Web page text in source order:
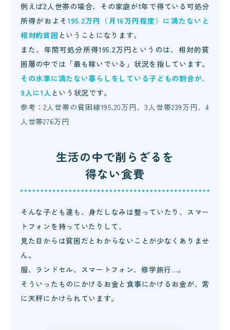
例えば2人世帯の場合、その家庭が1年で得ている可処分
所得がおよそ195.2万円（月16万円程度）に満たないと
相対的貧困 ということになります。
また、年間可処分所得195.2万円というのは、相対的貧
困層の中では「最も稼いでいる」状況を指しています。
その水準に満たない暮らしをしている子どもの割合が、
9人に1人 という状況です。
参考：2人世帯の貧困線195.20万円、3人世帯239万円、4
人世帯276万円
生活の中で削らざるを
得ない食費
そんな子ども達も、身だしなみは整っていたり、スマー
トフォンを持っていたりして、
見た目からは貧困だとわからないことが少なくありませ
ん。
服、ランドセル、スマートフォン、修学旅行…。
そういったものにかけるお金と食事にかけるお金が、常
に天秤にかけられています。